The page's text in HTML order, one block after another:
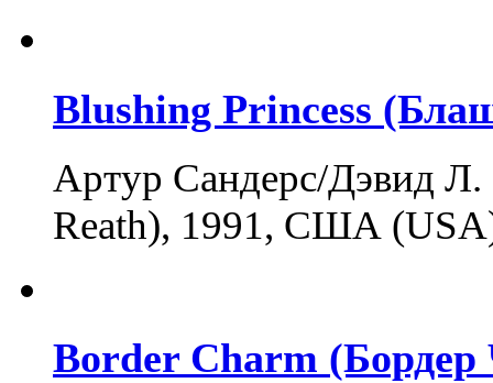
Blushing Princess
Артур Сандерс/Дэвид
Reath), 1991, США
Border Charm